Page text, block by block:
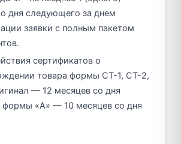
дня следующего за днем
заявки с полным пакетом
сертификатов о
товара формы СТ-1, СТ-2,
— 12 месяцев со дня
формы «А» — 10 месяцев со дня